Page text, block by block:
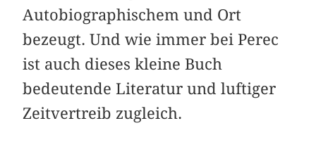
Autobiographischem und Ort
bezeugt. Und wie immer bei Perec
ist auch dieses kleine Buch
bedeutende Literatur und luftiger
Zeitvertreib zugleich.